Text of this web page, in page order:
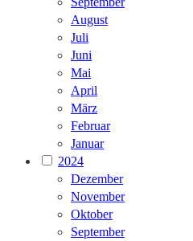
August
Juli
Juni
Mai
April
März
Februar
Januar
2024
Dezember
November
Oktober
September